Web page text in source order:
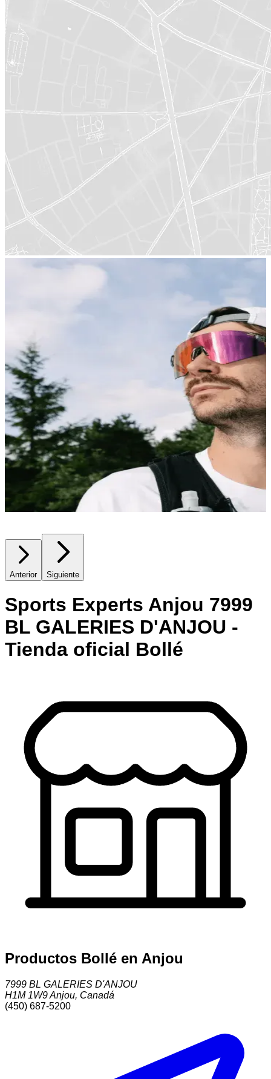
Anterior Siguiente
Sports Experts Anjou 7999
BL GALERIES D'ANJOU -
Tienda oficial Bollé
Productos Bollé en Anjou
7999 BL GALERIES D'ANJOU
H1M 1W9Anjou, Canadá
(450) 687-5200